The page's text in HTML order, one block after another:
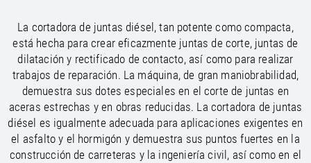
Slovenia/EN
Spain/EN ES
Sweden/EN
Switzerland/EN DE FR IT
Turkey/EN
Ukraine/EN
United Kingdom/EN
La cortadora de juntas diésel, tan potente como compacta,
está hecha para crear eficazmente juntas de corte, juntas de
dilatación y rectificado de contacto, así como para realizar
trabajos de reparación. La máquina, de gran maniobrabilidad,
demuestra sus dotes especiales en el corte de juntas en
aceras estrechas y en obras reducidas. La cortadora de juntas
diésel es igualmente adecuada para aplicaciones exigentes en
el asfalto y el hormigón y demuestra sus puntos fuertes en la
construcción de carreteras y la ingeniería civil, así como en el